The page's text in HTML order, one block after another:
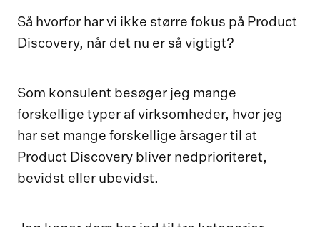
Så hvorfor har vi ikke større fokus på Product
Discovery, når det nu er så vigtigt?
Som konsulent besøger jeg mange
forskellige typer af virksomheder, hvor jeg
har set mange forskellige årsager til at
Product Discovery bliver nedprioriteret,
bevidst eller ubevidst.